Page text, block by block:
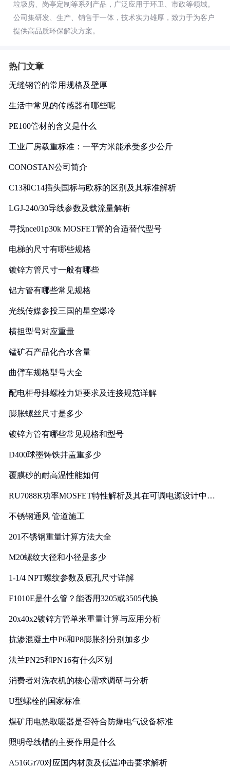
垃圾房、岗亭定制等系列产品，广泛应用于环卫、市政等领域。
公司集研发、生产、销售于一体，技术实力雄厚，致力于为客户
提供高品质环保解决方案。
热门文章
无缝钢管的常用规格及壁厚
生活中常见的传感器有哪些呢
PE100管材的含义是什么
工业厂房载重标准：一平方米能承受多少公斤
CONOSTAN公司简介
C13和C14插头国标与欧标的区别及其标准解析
LGJ-240/30导线参数及载流量解析
寻找nce01p30k MOSFET管的合适替代型号
电梯的尺寸有哪些规格
镀锌方管尺寸一般有哪些
铝方管有哪些常见规格
光线传媒参投三国的星空爆冷
横担型号对应重量
锰矿石产品化合水含量
曲臂车规格型号大全
配电柜母排螺栓力矩要求及连接规范详解
膨胀螺丝尺寸是多少
镀锌方管有哪些常见规格和型号
D400球墨铸铁井盖重多少
覆膜砂的耐高温性能如何
RU7088R功率MOSFET特性解析及其在可调电源设计中的
不锈钢通风 管道施工
201不锈钢重量计算方法大全
M20螺纹大径和小径是多少
1-1/4 NPT螺纹参数及底孔尺寸详解
F1010E是什么管？能否用3205或3505代换
20x40x2镀锌方管单米重量计算与应用分析
抗渗混凝土中P6和P8膨胀剂分别加多少
法兰PN25和PN16有什么区别
消费者对洗衣机的核心需求调研与分析
U型螺栓的国家标准
煤矿用电热取暖器是否符合防爆电气设备标准
照明母线槽的主要作用是什么
A516Gr70对应国内材质及低温冲击要求解析